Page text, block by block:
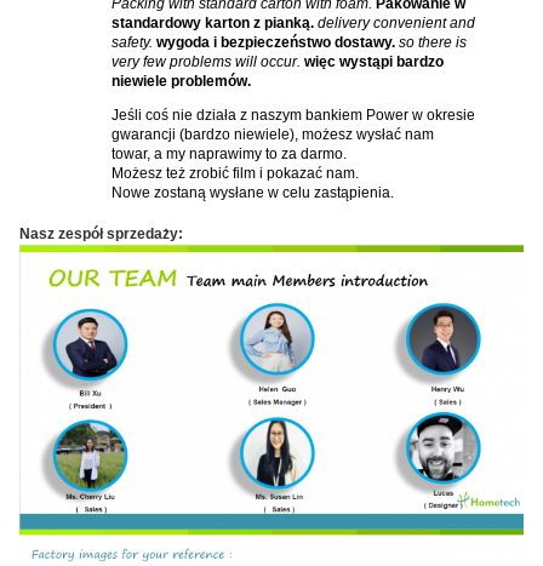
Packing with standard carton with foam. Pakowanie w
standardowy karton z pianką. delivery convenient and
safety. wygoda i bezpieczeństwo dostawy. so there is
very few problems will occur. więc wystąpi bardzo
niewiele problemów.
Jeśli coś nie działa z naszym bankiem Power w okresie
gwarancji (bardzo niewiele), możesz wysłać nam
towar, a my naprawimy to za darmo.
Możesz też zrobić film i pokazać nam.
Nowe zostaną wysłane w celu zastąpienia.
Nasz zespół sprzedaży: